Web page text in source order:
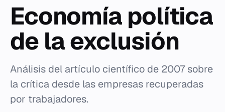
Economía política
de la exclusión
Análisis del artículo científico de 2007 sobre
la crítica desde las empresas recuperadas
por trabajadores.